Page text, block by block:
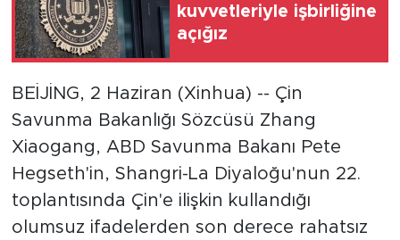
kuvvetleriyle işbirliğine
açığız
BEİJİNG, 2 Haziran (Xinhua) -- Çin
Savunma Bakanlığı Sözcüsü Zhang
Xiaogang, ABD Savunma Bakanı Pete
Hegseth'in, Shangri-La Diyaloğu'nun 22.
toplantısında Çin'e ilişkin kullandığı
olumsuz ifadelerden son derece rahatsız
Seyahat